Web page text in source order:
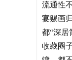
流通性
宴赐画
都“深居
收藏圈